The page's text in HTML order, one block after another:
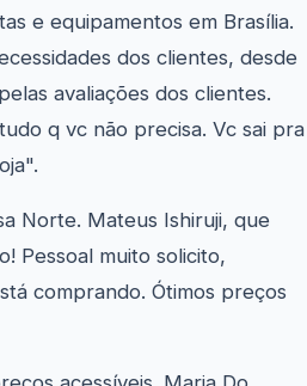
e equipamentos em Brasília.
dos clientes, desde
avaliações dos clientes.
q vc não precisa. Vc sai pra
Norte. Mateus Ishiruji, que
Pessoal muito solicito,
comprando. Ótimos preços